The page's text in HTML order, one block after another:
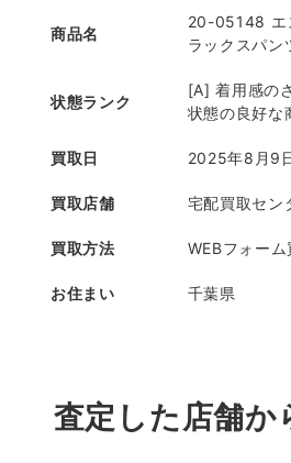
商品名
20-05148 エ
ラックスパン
状態ランク
[A] 着用感の
状態の良好な
買取日 2025年8月9
買取店舗 宅配買取セン
買取方法 WEBフォーム
お住まい 千葉県
査定した店舗か